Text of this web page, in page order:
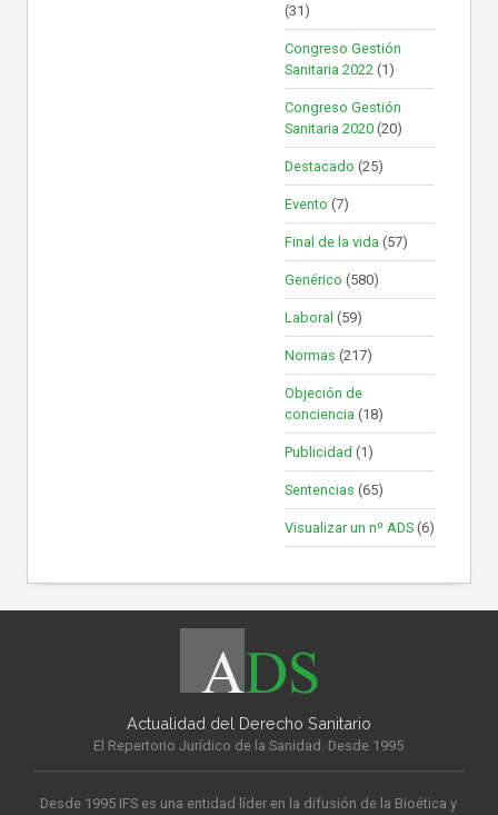
(31)
Congreso Gestión
Sanitaria 2022 (1)
Congreso Gestión
Sanitaria 2020 (20)
Destacado (25)
Evento (7)
Final de la vida (57)
Genérico (580)
Laboral (59)
Normas (217)
Objeción de
conciencia (18)
Publicidad (1)
Sentencias (65)
Visualizar un nº ADS (6)
Actualidad del Derecho Sanitario
El Repertorio Jurídico de la Sanidad. Desde 1995
Desde 1995 IFS es una entidad líder en la difusión de la Bioética y